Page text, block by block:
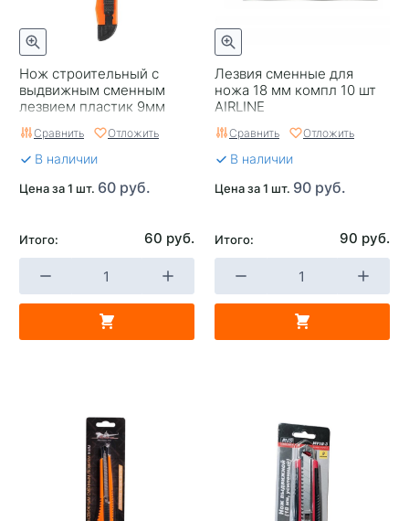
Нож строительный с
выдвижным сменным
лезвием пластик 9мм
AIRLINE
Сравнить Отложить
В наличии
Цена за 1 шт. 60 руб.
Итого: 60 руб.
Лезвия сменные для
ножа 18 мм компл 10 шт
AIRLINE
Сравнить Отложить
В наличии
Цена за 1 шт. 90 руб.
Итого: 90 руб.